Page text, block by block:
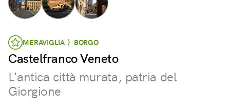
MERAVIGLIA } BORGO
Castelfranco Veneto
L'antica città murata, patria del
Giorgione